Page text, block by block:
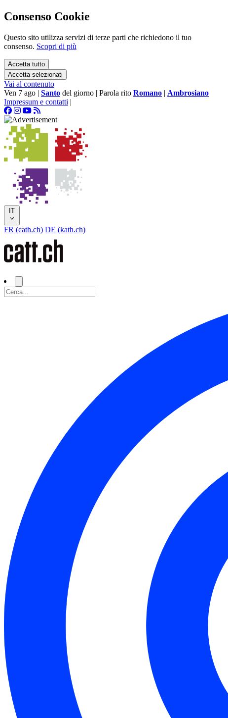
Consenso Cookie
Questo sito utilizza servizi di terze parti che richiedono il tuo
consenso. Scopri di più
Accetta tutto
Accetta selezionati
Vai al contenuto
Ven 7 ago | Santo del giorno | Parola rito Romano | Ambrosiano
Impressum e contatti |
IT
FR (cath.ch) DE (kath.ch)